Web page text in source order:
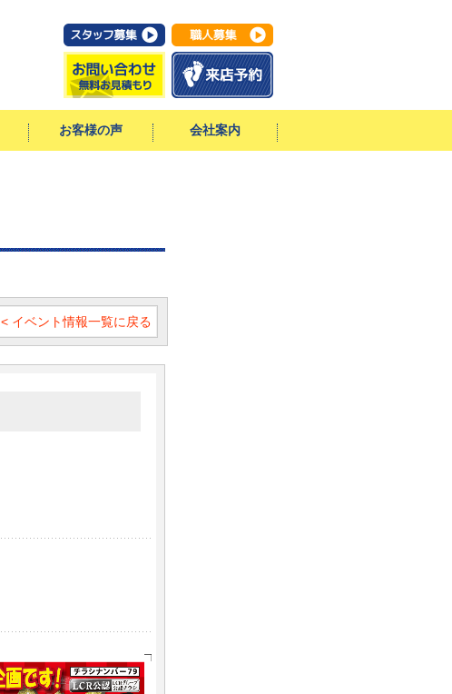
お客様の声 会社案内
< イベント情報一覧に戻る